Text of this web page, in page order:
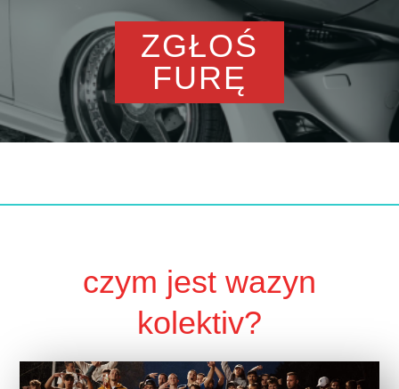
ZGŁOŚ
FURĘ
czym jest wazyn
kolektiv?